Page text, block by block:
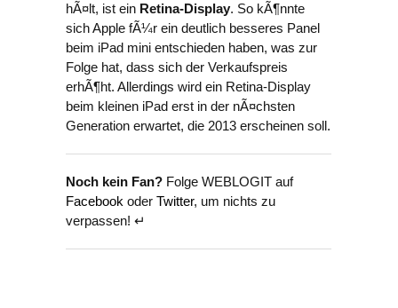
hÃ¤lt, ist ein Retina-Display. So kÃ¶nnte
sich Apple fÃ¼r ein deutlich besseres Panel
beim iPad mini entschieden haben, was zur
Folge hat, dass sich der Verkaufspreis
erhÃ¶ht. Allerdings wird ein Retina-Display
beim kleinen iPad erst in der nÃ¤chsten
Generation erwartet, die 2013 erscheinen soll.
Noch kein Fan? Folge WEBLOGIT auf
Facebook oder Twitter, um nichts zu
verpassen! ↵